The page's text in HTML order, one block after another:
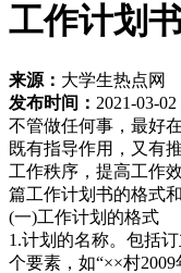
工作计划
来源： 大学生热点网
发布时间： 2021-03-02
不管做任何事，最好
既有指导作用，又有
工作秩序，提高工作
篇工作计划书的格式
(一)工作计划的格式
1.计划的名称。包括
个要素，如“××村2009